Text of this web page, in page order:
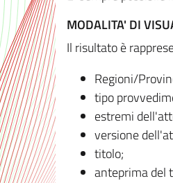
MODALITA' DI
Il risultato è
Regioni/
tipo
estremi
versione
titolo;
anteprima del